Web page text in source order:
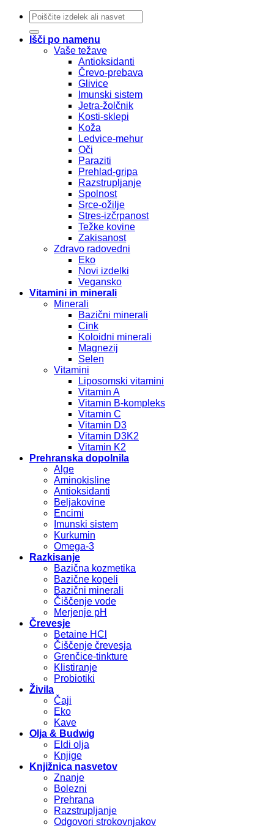
Išči:
Išči po namenu
Vaše težave
Antioksidanti
Črevo-prebava
Glivice
Imunski sistem
Jetra-žolčnik
Kosti-sklepi
Koža
Ledvice-mehur
Oči
Paraziti
Prehlad-gripa
Razstrupljanje
Spolnost
Srce-ožilje
Stres-izčrpanost
Težke kovine
Zakisanost
Zdravo radovedni
Eko
Novi izdelki
Vegansko
Vitamini in minerali
Minerali
Bazični minerali
Cink
Koloidni minerali
Magnezij
Selen
Vitamini
Liposomski vitamini
Vitamin A
Vitamin B-kompleks
Vitamin C
Vitamin D3
Vitamin D3K2
Vitamin K2
Prehranska dopolnila
Alge
Aminokisline
Antioksidanti
Beljakovine
Encimi
Imunski sistem
Kurkumin
Omega-3
Razkisanje
Bazična kozmetika
Bazične kopeli
Bazični minerali
Čiščenje vode
Merjenje pH
Črevesje
Betaine HCl
Čiščenje črevesja
Grenčice-tinkture
Klistiranje
Probiotiki
Živila
Čaji
Eko
Kave
Olja & Budwig
Eldi olja
Knjige
Knjižnica nasvetov
Znanje
Bolezni
Prehrana
Razstrupljanje
Odgovori strokovnjakov